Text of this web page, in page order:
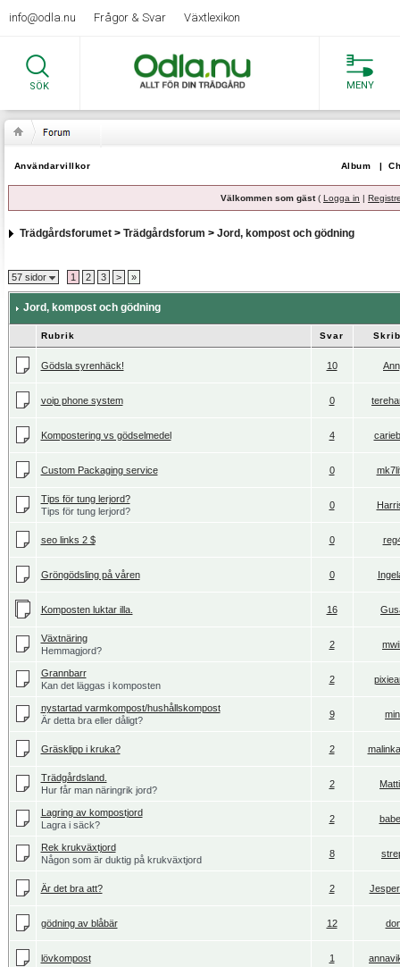
info@odla.nu Frågor & Svar Växtlexikon
SÖK MENY
Användarvillkor Album |
Välkommen som gäst( Logga in |
Trädgårdsforumet> Trädgårdsforum > Jord, kompost och gödning
57 sidor 1 2 3 > »
Jord, kompost och gödning
Rubrik Svar
Gödsla syrenhäck! 10
voip phone system 0
Kompostering vs gödselmedel 4
Custom Packaging service 0
Tips för tung lerjord?
Tips för tung lerjord?
0
seo links 2 $ 0
Gröngödsling på våren 0
Komposten luktar illa. 16
Växtnäring
Hemmagjord?
2
Grannbarr
Kan det läggas i komposten
2
nystartad varmkompost/hushållskompost
Är detta bra eller dåligt?
9
Gräsklipp i kruka? 2
Trädgårdsland.
Hur får man näringrik jord?
2
Lagring av kompostjord
Lagra i säck?
2
Rek krukväxtjord
Någon som är duktig på krukväxtjord
8
Är det bra att? 2
gödning av blåbär 12
lövkompost 1